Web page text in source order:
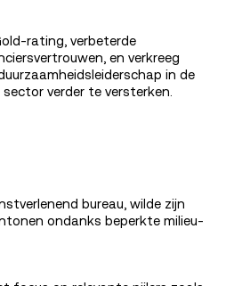
rating, verbeterde
en verkreeg
in de
verder te versterken.
bureau, wilde zijn
ondanks beperkte milieu-